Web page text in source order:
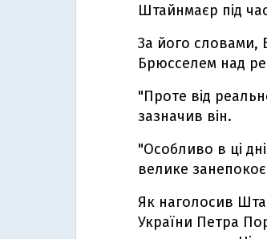
Штайнмаєр під
За його словами,
Брюсселем над
"Проте від
зазначив він.
"Особливо в ці
велике
Як наголосив
України Петра